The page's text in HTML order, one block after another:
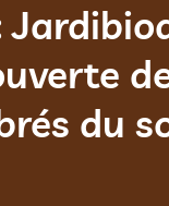
du